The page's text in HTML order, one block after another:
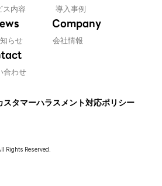
ス内容 導入事例
らせ
Company
会社情報
合わせ
スタマーハラスメント対応ポリシー
Rights Reserved.